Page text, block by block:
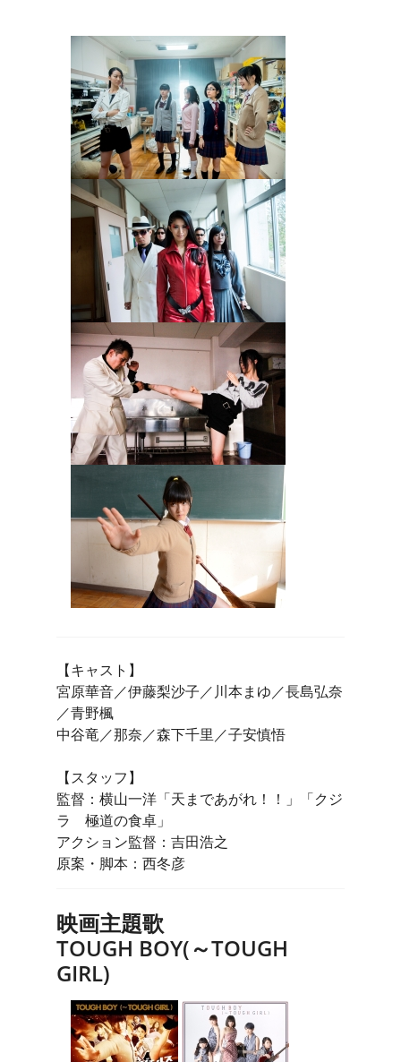
【キャスト】
宮原華音／伊藤梨沙子／川本まゆ／長島弘奈
／青野楓
中谷竜／那奈／森下千里／子安慎悟
【スタッフ】
監督：横山一洋「天まであがれ！！」「クジ
ラ 極道の食卓」
アクション監督：吉田浩之
原案・脚本：西冬彦
映画主題歌
TOUGH BOY(～TOUGH
GIRL)